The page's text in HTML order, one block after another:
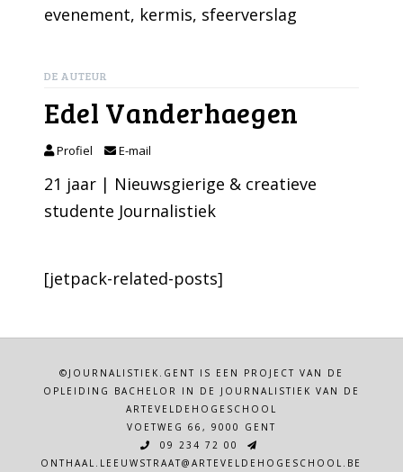
evenement, kermis, sfeerverslag
DE AUTEUR
Edel Vanderhaegen
Profiel E-mail
21 jaar | Nieuwsgierige & creatieve
studente Journalistiek
[jetpack-related-posts]
©JOURNALISTIEK.GENT IS EEN PROJECT VAN DE
OPLEIDING BACHELOR IN DE JOURNALISTIEK VAN DE
ARTEVELDEHOGESCHOOL
VOETWEG 66, 9000 GENT
09 234 72 00
ONTHAAL.LEEUWSTRAAT@ARTEVELDEHOGESCHOOL.BE